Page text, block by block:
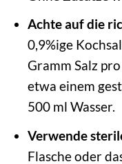
Achte auf die
0,9%ige
Gramm Salz
etwa einem
500 ml Wasser.
Verwende
Flasche oder